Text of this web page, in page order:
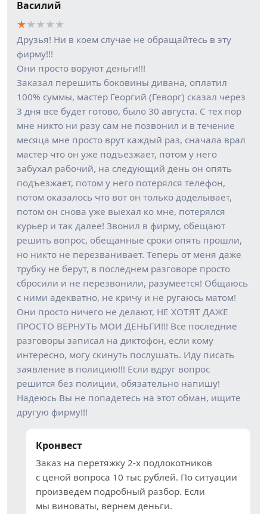
Василий
★★★★★
Друзья! Ни в коем случае не обращайтесь в эту
фирму!!!
Они просто воруют деньги!!!
Заказал перешить боковины дивана, оплатил
100% суммы, мастер Георгий (Геворг) сказал через
3 дня все будет готово, было 30 августа. С тех пор
мне никто ни разу сам не позвонил и в течение
месяца мне просто врут каждый раз, сначала врал
мастер что он уже подъезжает, потом у него
забухал рабочий, на следующий день он опять
подъезжает, потом у него потерялся телефон,
потом оказалось что вот он только доделывает,
потом он снова уже выехал ко мне, потерялся
курьер и так далее! Звонил в фирму, обещают
решить вопрос, обещанные сроки опять прошли,
но никто не перезванивает. Теперь от меня даже
трубку не берут, в последнем разговоре просто
сбросили и не перезвонили, разумеется! Общаюсь
с ними адекватно, не кричу и не ругаюсь матом!
Они просто ничего не делают, НЕ ХОТЯТ ДАЖЕ
ПРОСТО ВЕРНУТЬ МОИ ДЕНЬГИ!!! Все последние
разговоры записал на диктофон, если кому
интересно, могу скинуть послушать. Иду писать
заявление в полицию!!! Если вдруг вопрос
решится без полиции, обязательно напишу!
Надеюсь Вы не попадетесь на этот обман, ищите
другую фирму!!!
Кронвест
Заказ на перетяжку 2-х подлокотников
с ценой вопроса 10 тыс рублей. По ситуации
произведем подробный разбор. Если
мы виноваты, вернем деньги.